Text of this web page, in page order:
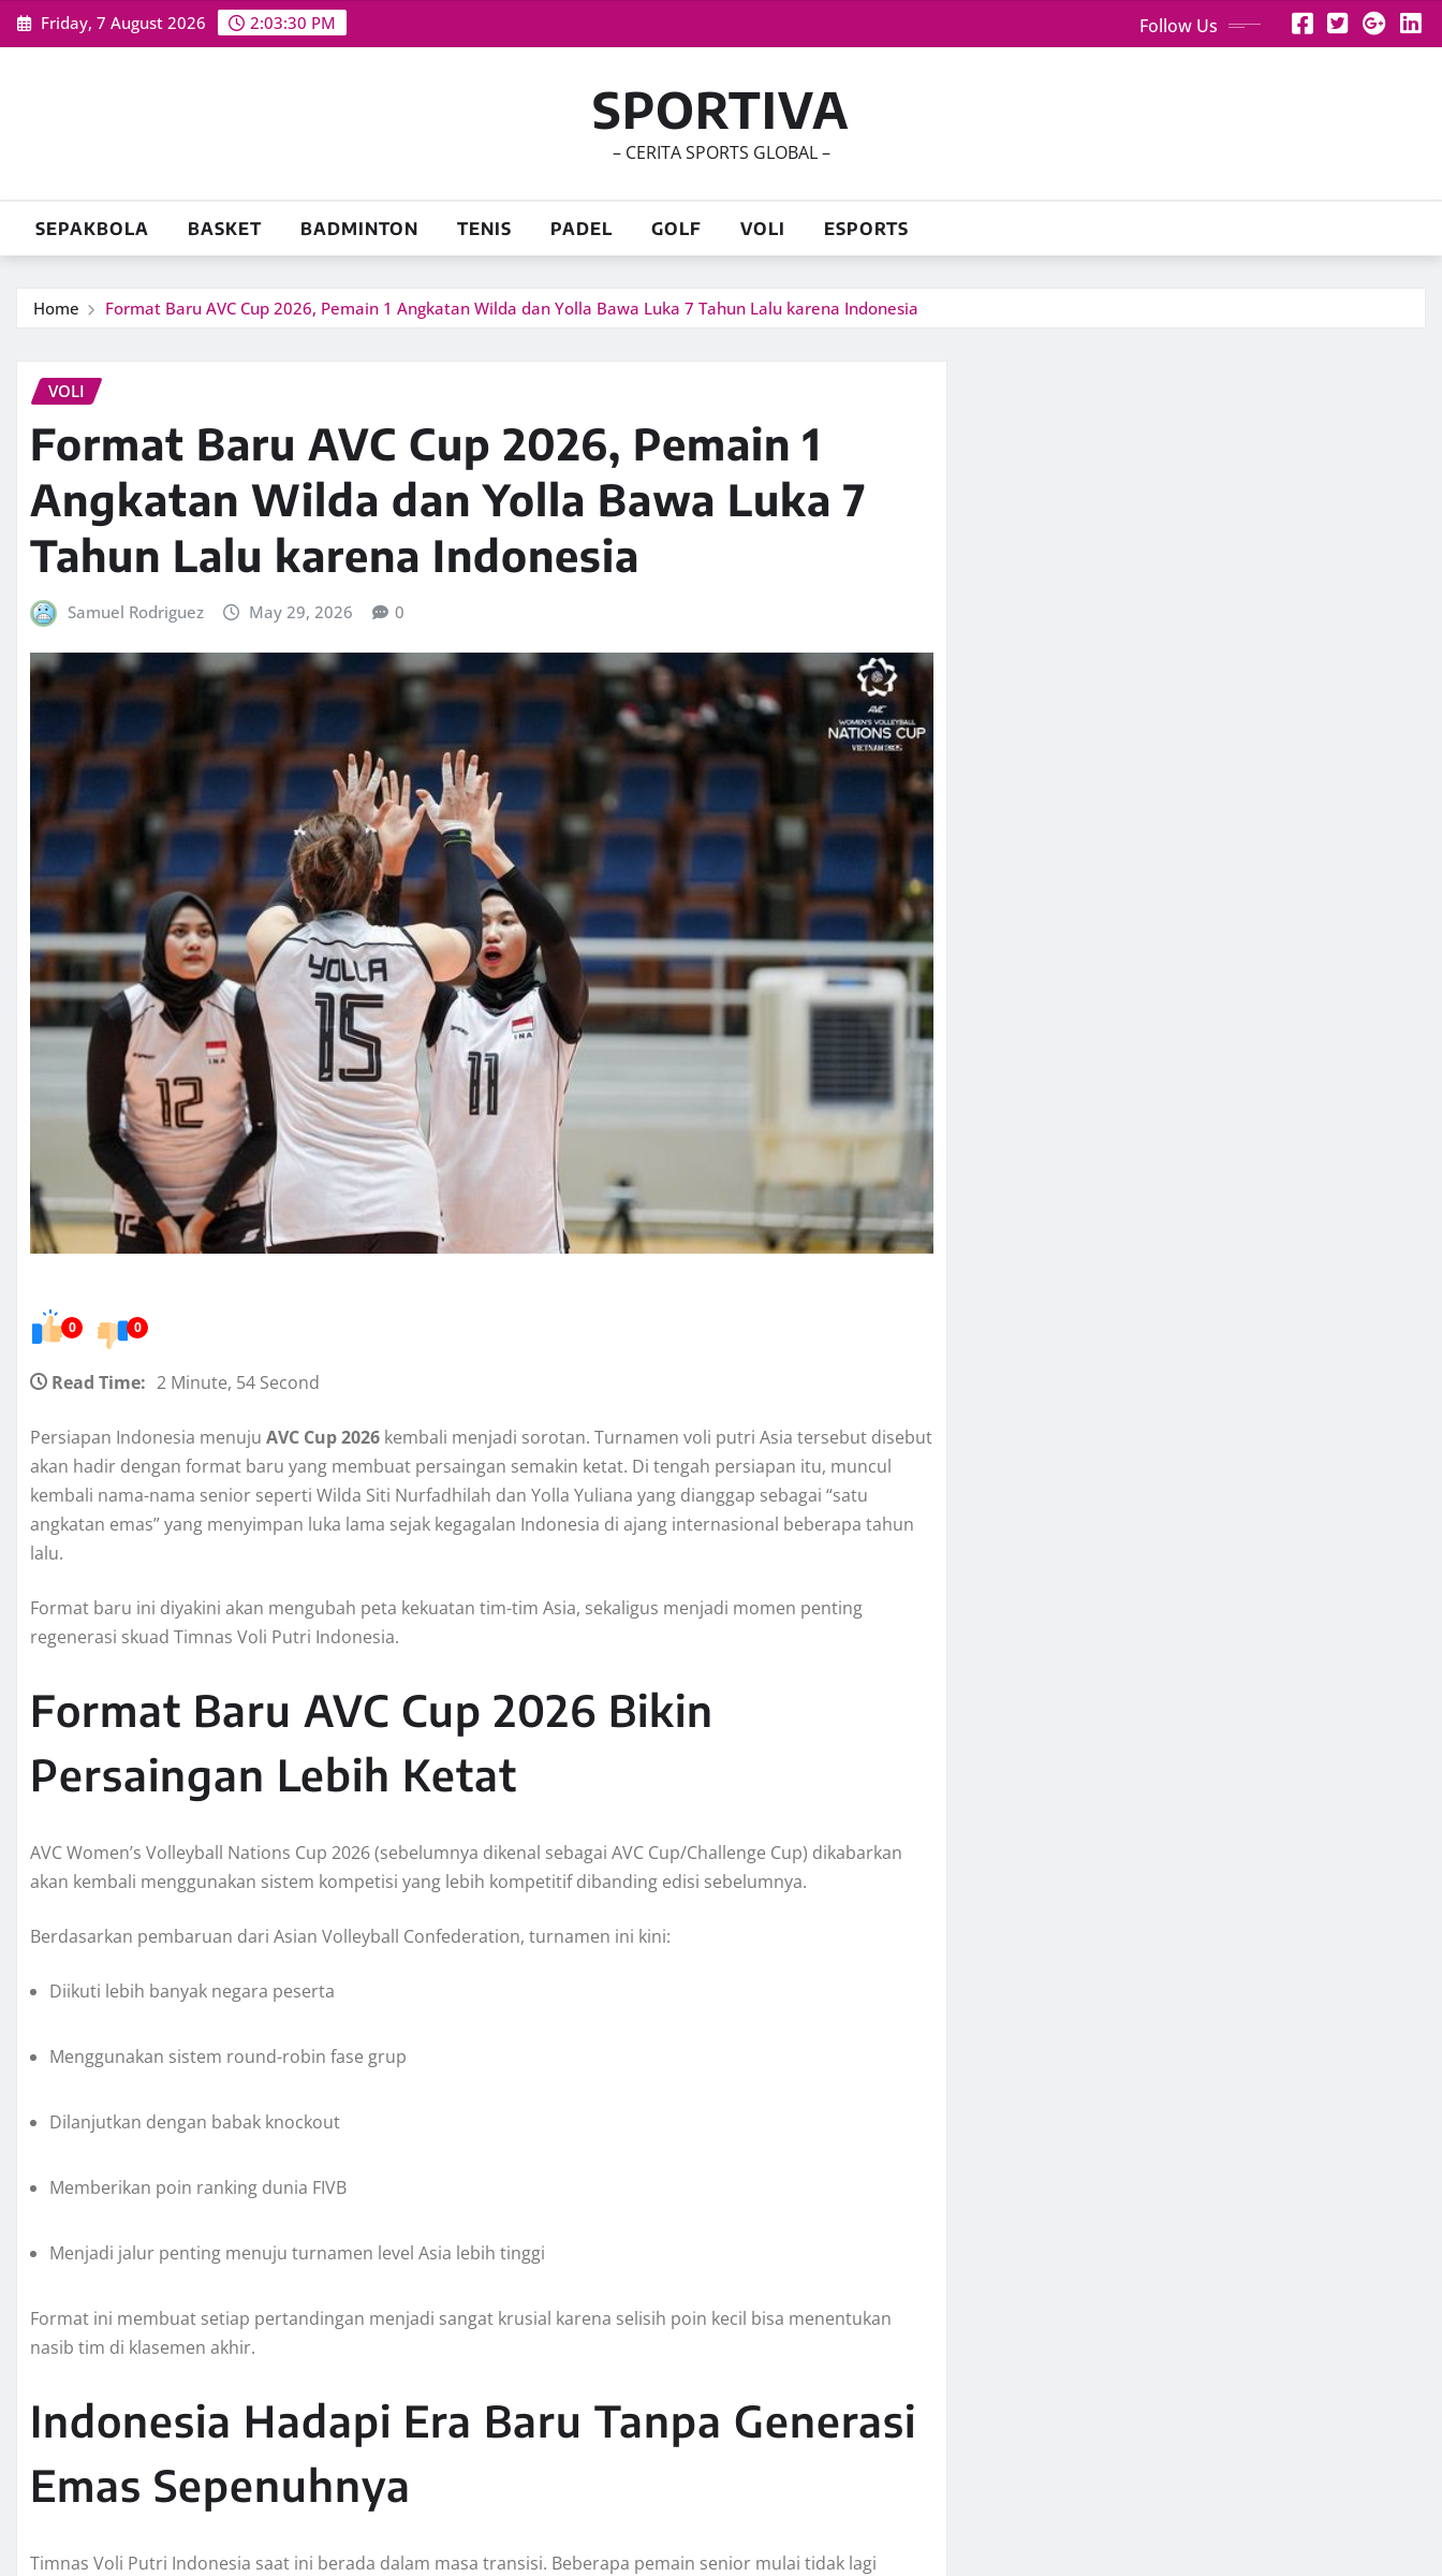
Skip
to
Friday, 7 August 2026 2:03:31 PM Follow Us
SPORTIVA
– CERITA SPORTS GLOBAL –
SEPAKBOLA BASKET BADMINTON TENIS PADEL GOLF VOLI ESPORTS
Home Format Baru AVC Cup 2026, Pemain 1 Angkatan Wilda dan Yolla Bawa Luka 7 Tahun Lalu karena Indonesia
VOLI
Format Baru AVC Cup 2026, Pemain 1
Angkatan Wilda dan Yolla Bawa Luka 7
Tahun Lalu karena Indonesia
Samuel Rodriguez May 29, 2026 0
0 0
Read Time: 2 Minute, 54 Second
Persiapan Indonesia menuju AVC Cup 2026 kembali menjadi sorotan. Turnamen voli putri Asia tersebut disebut
akan hadir dengan format baru yang membuat persaingan semakin ketat. Di tengah persiapan itu, muncul
kembali nama-nama senior seperti Wilda Siti Nurfadhilah dan Yolla Yuliana yang dianggap sebagai “satu
angkatan emas” yang menyimpan luka lama sejak kegagalan Indonesia di ajang internasional beberapa tahun
lalu.
Format baru ini diyakini akan mengubah peta kekuatan tim-tim Asia, sekaligus menjadi momen penting
regenerasi skuad Timnas Voli Putri Indonesia.
Format Baru AVC Cup 2026 Bikin
Persaingan Lebih Ketat
AVC Women’s Volleyball Nations Cup 2026 (sebelumnya dikenal sebagai AVC Cup/Challenge Cup) dikabarkan
akan kembali menggunakan sistem kompetisi yang lebih kompetitif dibanding edisi sebelumnya.
Berdasarkan pembaruan dari Asian Volleyball Confederation, turnamen ini kini:
Diikuti lebih banyak negara peserta
Menggunakan sistem round-robin fase grup
Dilanjutkan dengan babak knockout
Memberikan poin ranking dunia FIVB
Menjadi jalur penting menuju turnamen level Asia lebih tinggi
Format ini membuat setiap pertandingan menjadi sangat krusial karena selisih poin kecil bisa menentukan
nasib tim di klasemen akhir.
Indonesia Hadapi Era Baru Tanpa Generasi
Emas Sepenuhnya
Timnas Voli Putri Indonesia saat ini berada dalam masa transisi. Beberapa pemain senior mulai tidak lagi